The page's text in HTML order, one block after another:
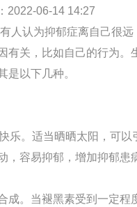
2022-06-14 14:27
认为抑郁症离自己很远
有关，比如自己的行为。
是以下几种。
。适当晒晒太阳，可以
容易抑郁，增加抑郁患
。当褪黑素受到一定程
虑症、恐惧
迫症、神经
病。
擅长： 情